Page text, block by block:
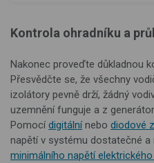
Kontrola ohradníku a
Nakonec proveďte důkladnou
Přesvědčte se, že všechny
izolátory pevně drží, žádný
uzemnění funguje a z
Pomocídigitálnínebo diodové
napětí v systému dostatečné a
minimálního napětí